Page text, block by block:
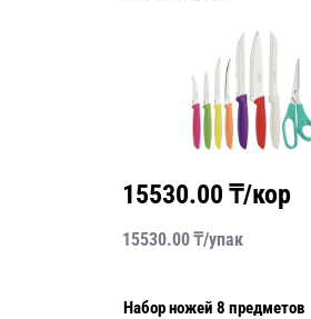
15530.00 ₸/кор
15530.00₸/упак
Набор ножей 8 предметов